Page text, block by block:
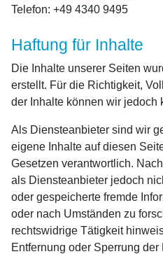
Telefon: +49 4340 9495
Haftung für Inhalte
Die Inhalte unserer Seiten
erstellt. Für die Richtigkeit,
der Inhalte können wir jedoch
Als Diensteanbieter sind wir
eigene Inhalte auf diesen
Gesetzen verantwortlich.
als Diensteanbieter jedoch
oder gespeicherte fremde
oder nach Umständen zu
rechtswidrige Tätigkeit
Entfernung oder Sperrung